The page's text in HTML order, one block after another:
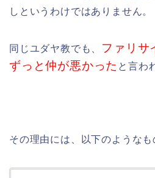
しというわけではありません。
同じユダヤ教でも、
ファリサ
ずっと仲が悪かった と言わ
その理由には、以下のようなも